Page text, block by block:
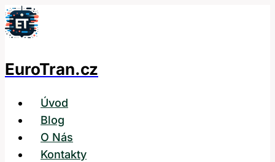
Přeskočit
na
EuroTran.cz
Úvod
Blog
O Nás
Kontakty